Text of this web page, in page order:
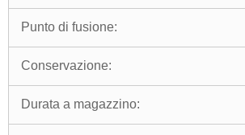
Punto di fusione:
Conservazione:
Durata a magazzino: